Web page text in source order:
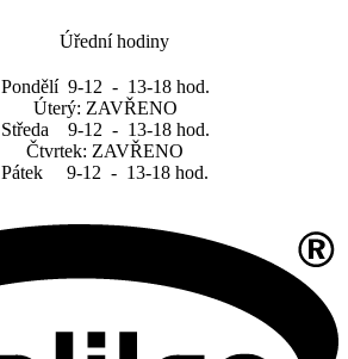
Pondělí 9-12 - 13-18 hod.
Úterý: ZAVŘENO
Středa 9-12 - 13-18 hod.
Čtvrtek: ZAVŘENO
Pátek 9-12 - 13-18 hod.